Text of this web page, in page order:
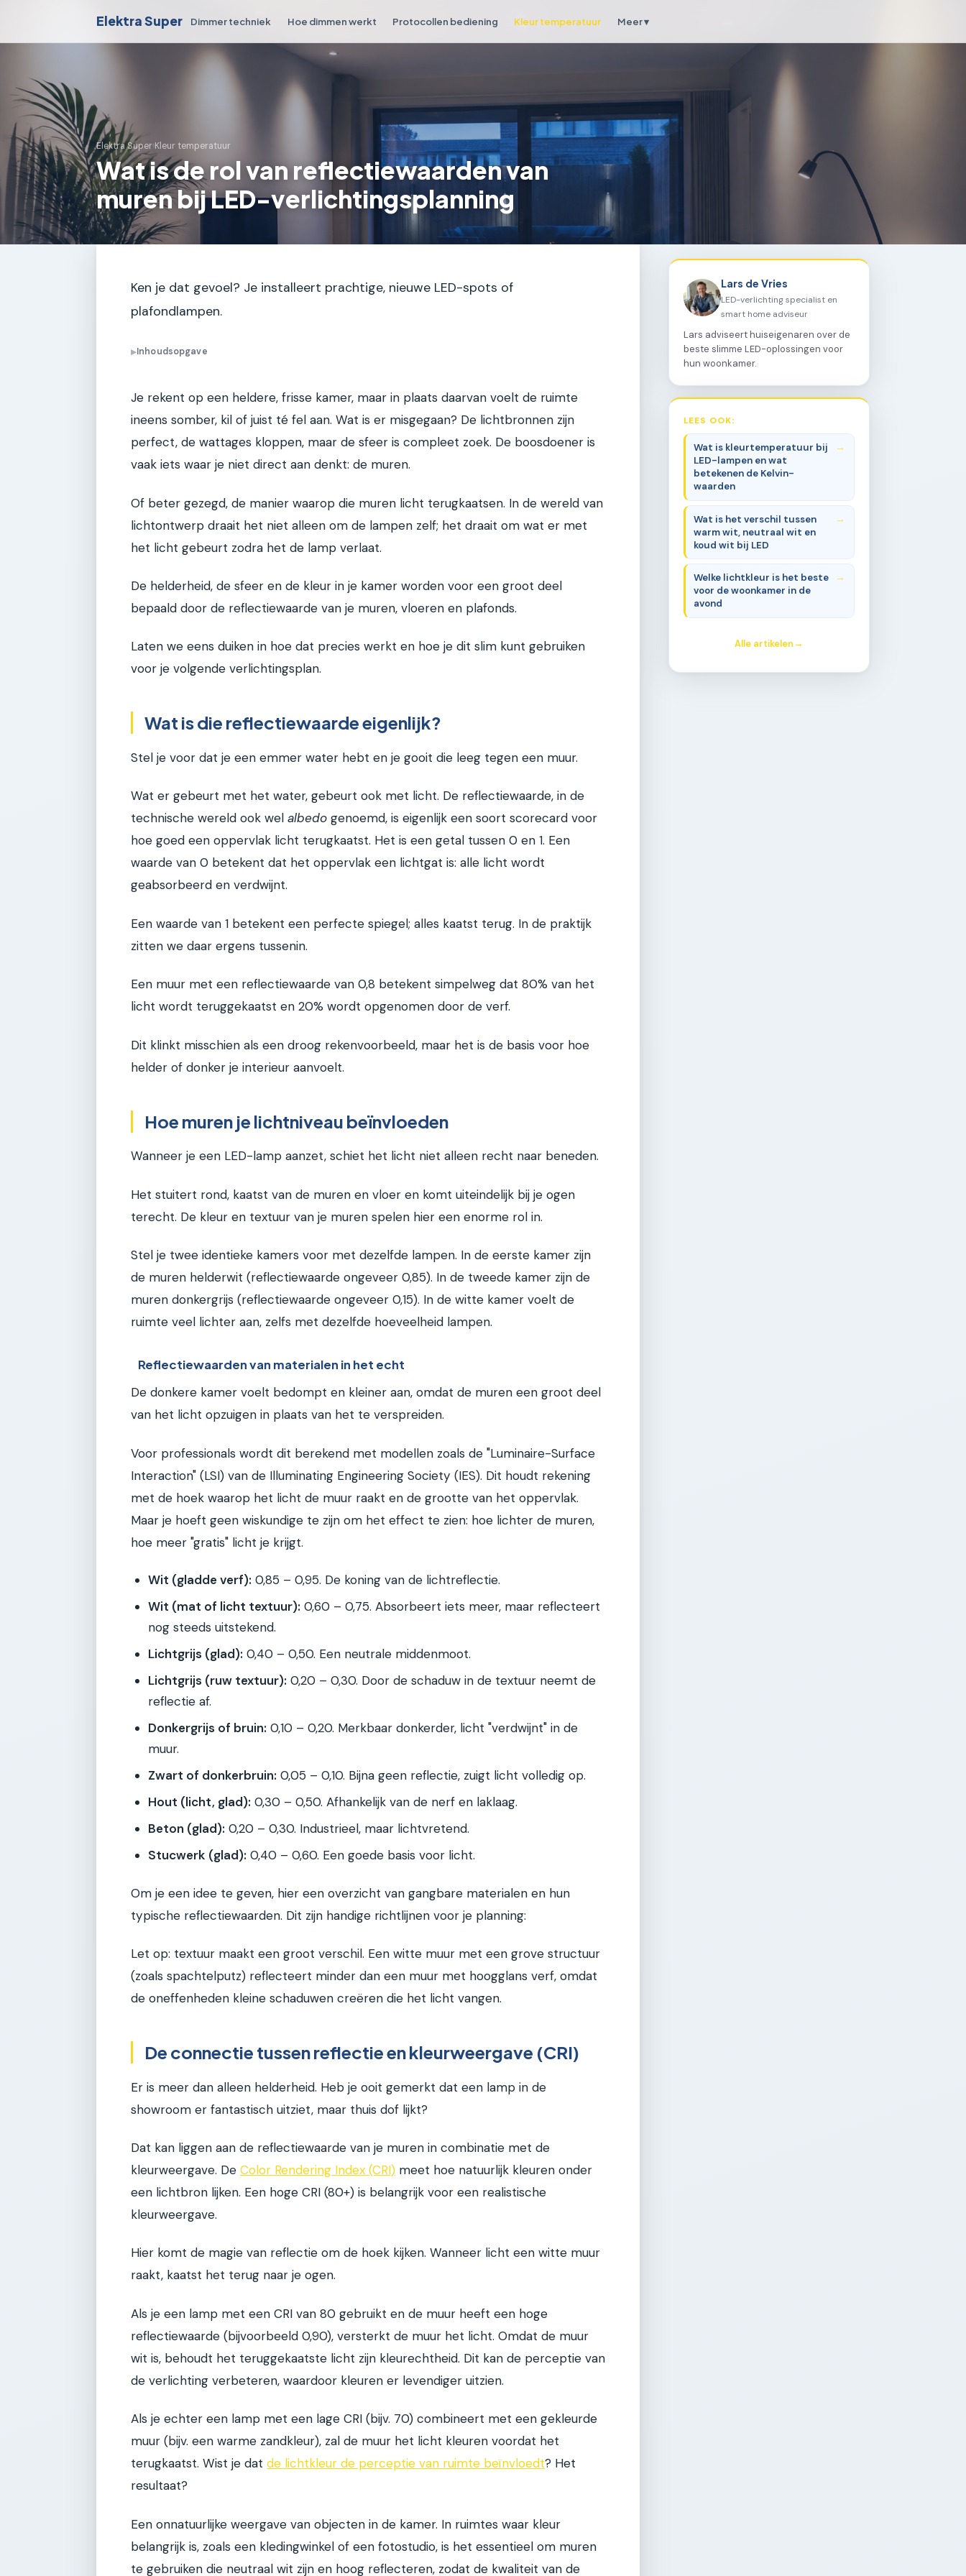
Elektra Super Dimmer techniek Hoe dimmen werkt Protocollen bediening Kleur temperatuur Meer ▾
Elektra Super›Kleur temperatuur
Wat is de rol van reflectiewaarden van
muren bij LED-verlichtingsplanning
Ken je dat gevoel? Je installeert prachtige, nieuwe LED-spots of
plafondlampen.
▶Inhoudsopgave
Je rekent op een heldere, frisse kamer, maar in plaats daarvan voelt de ruimte
ineens somber, kil of juist té fel aan. Wat is er misgegaan? De lichtbronnen zijn
perfect, de wattages kloppen, maar de sfeer is compleet zoek. De boosdoener is
vaak iets waar je niet direct aan denkt: de muren.
Of beter gezegd, de manier waarop die muren licht terugkaatsen. In de wereld van
lichtontwerp draait het niet alleen om de lampen zelf; het draait om wat er met
het licht gebeurt zodra het de lamp verlaat.
De helderheid, de sfeer en de kleur in je kamer worden voor een groot deel
bepaald door de reflectiewaarde van je muren, vloeren en plafonds.
Laten we eens duiken in hoe dat precies werkt en hoe je dit slim kunt gebruiken
voor je volgende verlichtingsplan.
Wat is die reflectiewaarde eigenlijk?
Stel je voor dat je een emmer water hebt en je gooit die leeg tegen een muur.
Wat er gebeurt met het water, gebeurt ook met licht. De reflectiewaarde, in de
technische wereld ook wel albedo genoemd, is eigenlijk een soort scorecard voor
hoe goed een oppervlak licht terugkaatst. Het is een getal tussen 0 en 1. Een
waarde van 0 betekent dat het oppervlak een lichtgat is: alle licht wordt
geabsorbeerd en verdwijnt.
Een waarde van 1 betekent een perfecte spiegel; alles kaatst terug. In de praktijk
zitten we daar ergens tussenin.
Een muur met een reflectiewaarde van 0,8 betekent simpelweg dat 80% van het
licht wordt teruggekaatst en 20% wordt opgenomen door de verf.
Dit klinkt misschien als een droog rekenvoorbeeld, maar het is de basis voor hoe
helder of donker je interieur aanvoelt.
Hoe muren je lichtniveau beïnvloeden
Wanneer je een LED-lamp aanzet, schiet het licht niet alleen recht naar beneden.
Het stuitert rond, kaatst van de muren en vloer en komt uiteindelijk bij je ogen
terecht. De kleur en textuur van je muren spelen hier een enorme rol in.
Stel je twee identieke kamers voor met dezelfde lampen. In de eerste kamer zijn
de muren helderwit (reflectiewaarde ongeveer 0,85). In de tweede kamer zijn de
muren donkergrijs (reflectiewaarde ongeveer 0,15). In de witte kamer voelt de
ruimte veel lichter aan, zelfs met dezelfde hoeveelheid lampen.
Reflectiewaarden van materialen in het echt
De donkere kamer voelt bedompt en kleiner aan, omdat de muren een groot deel
van het licht opzuigen in plaats van het te verspreiden.
Voor professionals wordt dit berekend met modellen zoals de "Luminaire-Surface
Interaction" (LSI) van de Illuminating Engineering Society (IES). Dit houdt rekening
met de hoek waarop het licht de muur raakt en de grootte van het oppervlak.
Maar je hoeft geen wiskundige te zijn om het effect te zien: hoe lichter de muren,
hoe meer "gratis" licht je krijgt.
Wit (gladde verf): 0,85 – 0,95. De koning van de lichtreflectie.
Wit (mat of licht textuur): 0,60 – 0,75. Absorbeert iets meer, maar reflecteert
nog steeds uitstekend.
Lichtgrijs (glad): 0,40 – 0,50. Een neutrale middenmoot.
Lichtgrijs (ruw textuur): 0,20 – 0,30. Door de schaduw in de textuur neemt de
reflectie af.
Donkergrijs of bruin: 0,10 – 0,20. Merkbaar donkerder, licht "verdwijnt" in de
muur.
Zwart of donkerbruin: 0,05 – 0,10. Bijna geen reflectie, zuigt licht volledig op.
Hout (licht, glad): 0,30 – 0,50. Afhankelijk van de nerf en laklaag.
Beton (glad): 0,20 – 0,30. Industrieel, maar lichtvretend.
Stucwerk (glad): 0,40 – 0,60. Een goede basis voor licht.
Om je een idee te geven, hier een overzicht van gangbare materialen en hun
typische reflectiewaarden. Dit zijn handige richtlijnen voor je planning:
Let op: textuur maakt een groot verschil. Een witte muur met een grove structuur
(zoals spachtelputz) reflecteert minder dan een muur met hoogglans verf, omdat
de oneffenheden kleine schaduwen creëren die het licht vangen.
De connectie tussen reflectie en kleurweergave (CRI)
Er is meer dan alleen helderheid. Heb je ooit gemerkt dat een lamp in de
showroom er fantastisch uitziet, maar thuis dof lijkt?
Dat kan liggen aan de reflectiewaarde van je muren in combinatie met de
kleurweergave. De Color Rendering Index (CRI) meet hoe natuurlijk kleuren onder
een lichtbron lijken. Een hoge CRI (80+) is belangrijk voor een realistische
kleurweergave.
Hier komt de magie van reflectie om de hoek kijken. Wanneer licht een witte muur
raakt, kaatst het terug naar je ogen.
Als je een lamp met een CRI van 80 gebruikt en de muur heeft een hoge
reflectiewaarde (bijvoorbeeld 0,90), versterkt de muur het licht. Omdat de muur
wit is, behoudt het teruggekaatste licht zijn kleurechtheid. Dit kan de perceptie van
de verlichting verbeteren, waardoor kleuren er levendiger uitzien.
Als je echter een lamp met een lage CRI (bijv. 70) combineert met een gekleurde
muur (bijv. een warme zandkleur), zal de muur het licht kleuren voordat het
terugkaatst. Wist je dat de lichtkleur de perceptie van ruimte beïnvloedt? Het
resultaat?
Een onnatuurlijke weergave van objecten in de kamer. In ruimtes waar kleur
belangrijk is, zoals een kledingwinkel of een fotostudio, is het essentieel om muren
te gebruiken die neutraal wit zijn en hoog reflecteren, zodat de kwaliteit van de
Lars de Vries
LED-verlichting specialist en
smart home adviseur
Lars adviseert huiseigenaren over de
beste slimme LED-oplossingen voor
hun woonkamer.
LEES OOK:
Wat is kleurtemperatuur bij
LED-lampen en wat
betekenen de Kelvin-
waarden
Wat is het verschil tussen
warm wit, neutraal wit en
koud wit bij LED
Welke lichtkleur is het beste
voor de woonkamer in de
avond
Alle artikelen